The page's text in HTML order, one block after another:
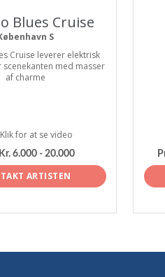
Blues Cruise
S
Cruise leverer elektrisk
scenekanten med masser
af charme
Klik for at se video
Kr. 6.000 - 20.000
ARTISTEN